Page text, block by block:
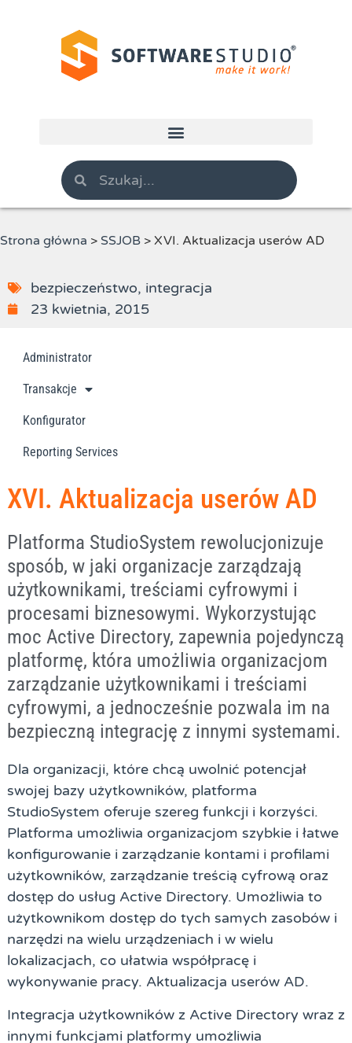
Strona główna > SSJOB > XVI. Aktualizacja userów AD
bezpieczeństwo, integracja
23 kwietnia, 2015
Administrator
Transakcje
Konfigurator
Reporting Services
XVI. Aktualizacja userów AD
Platforma StudioSystem rewolucjonizuje
sposób, w jaki organizacje zarządzają
użytkownikami, treściami cyfrowymi i
procesami biznesowymi. Wykorzystując
moc Active Directory, zapewnia pojedynczą
platformę, która umożliwia organizacjom
zarządzanie użytkownikami i treściami
cyfrowymi, a jednocześnie pozwala im na
bezpieczną integrację z innymi systemami.
Dla organizacji, które chcą uwolnić potencjał
swojej bazy użytkowników, platforma
StudioSystem oferuje szereg funkcji i korzyści.
Platforma umożliwia organizacjom szybkie i łatwe
konfigurowanie i zarządzanie kontami i profilami
użytkowników, zarządzanie treścią cyfrową oraz
dostęp do usług Active Directory. Umożliwia to
użytkownikom dostęp do tych samych zasobów i
narzędzi na wielu urządzeniach i w wielu
lokalizacjach, co ułatwia współpracę i
wykonywanie pracy. Aktualizacja userów AD.
Integracja użytkowników z Active Directory wraz z
innymi funkcjami platformy umożliwia